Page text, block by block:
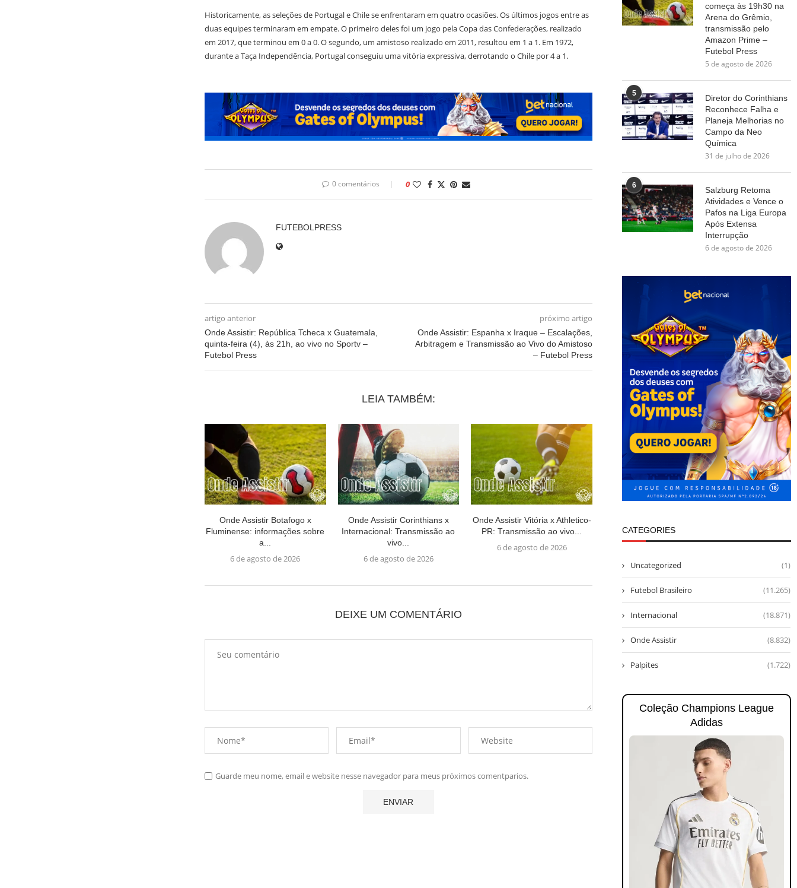
Historicamente, as seleções de Portugal e Chile se enfrentaram em quatro ocasiões. Os últimos jogos entre as
duas equipes terminaram em empate. O primeiro deles foi um jogo pela Copa das Confederações, realizado
em 2017, que terminou em 0 a 0. O segundo, um amistoso realizado em 2011, resultou em 1 a 1. Em 1972,
durante a Taça Independência, Portugal conseguiu uma vitória expressiva, derrotando o Chile por 4 a 1.
0 comentários 0
FUTEBOLPRESS
artigo anterior
Onde Assistir: República Tcheca x Guatemala,
quinta-feira (4), às 21h, ao vivo no Sportv –
Futebol Press
próximo artigo
Onde Assistir: Espanha x Iraque – Escalações,
Arbitragem e Transmissão ao Vivo do Amistoso
– Futebol Press
LEIA TAMBÉM:
Onde Assistir Botafogo x
Fluminense: informações sobre
a...
6 de agosto de 2026
Onde Assistir Corinthians x
Internacional: Transmissão ao
vivo...
6 de agosto de 2026
Onde Assistir Vitória x Athletico-
PR: Transmissão ao vivo...
6 de agosto de 2026
DEIXE UM COMENTÁRIO
Guarde meu nome, email e website nesse navegador para meus próximos comentparios.
começa às 19h30 na
Arena do Grêmio,
transmissão pelo
Amazon Prime –
Futebol Press
5 de agosto de 2026
5
Diretor do Corinthians
Reconhece Falha e
Planeja Melhorias no
Campo da Neo
Química
31 de julho de 2026
6
Salzburg Retoma
Atividades e Vence o
Pafos na Liga Europa
Após Extensa
Interrupção
6 de agosto de 2026
CATEGORIES
Uncategorized (1)
Futebol Brasileiro (11.265)
Internacional (18.871)
Onde Assistir (8.832)
Palpites (1.722)
Coleção Champions League
Adidas